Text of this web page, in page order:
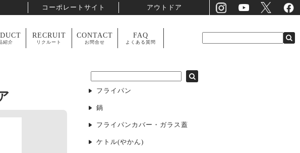
コーポレートサイト アウトドア
紹介
RECRUIT
リクルート
CONTACT
お問合せ
FAQ
よくある質問
フライパン
鍋
フライパンカバー・ガラス蓋
ケトル(やかん)